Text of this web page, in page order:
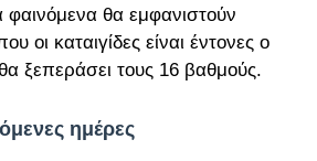
φαινόμενα θα εμφανιστούν
οι καταιγίδες είναι έντονες ο
ξεπεράσει τους 16 βαθμούς.
ημέρες